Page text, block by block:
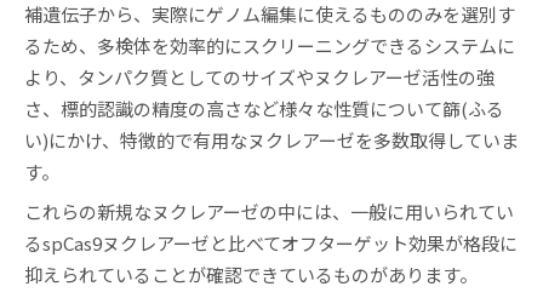
補遺伝子から、実際にゲノム編集に使えるもののみを選別す
るため、多検体を効率的にスクリーニングできるシステムに
より、タンパク質としてのサイズやヌクレアーゼ活性の強
さ、標的認識の精度の高さなど様々な性質について篩(ふる
い)にかけ、特徴的で有用なヌクレアーゼを多数取得していま
す。
これらの新規なヌクレアーゼの中には、一般に用いられてい
るspCas9ヌクレアーゼと比べてオフターゲット効果が格段に
抑えられていることが確認できているものがあります。